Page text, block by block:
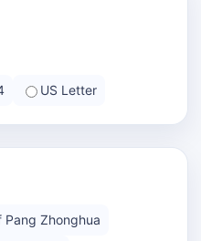
US Letter
Pang Zhonghua